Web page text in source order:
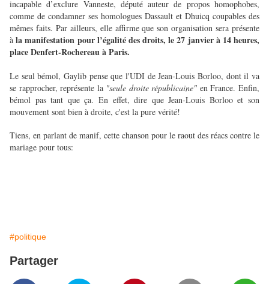
incapable d’exclure Vanneste, député auteur de propos homophobes,
comme de condamner ses homologues Dassault et Dhuicq coupables des
mêmes faits. Par ailleurs, elle affirme que son organisation sera présente
àla manifestation pour l’égalité des droits, le 27 janvier à 14 heures,
place Denfert-Rochereau à Paris.
Le seul bémol, Gaylib pense que l'UDI de Jean-Louis Borloo, dont il va
se rapprocher, représente la "seule droite républicaine" en France. Enfin,
bémol pas tant que ça. En effet, dire que Jean-Louis Borloo et son
mouvement sont bien à droite, c'est la pure vérité!
Tiens, en parlant de manif, cette chanson pour le raout des réacs contre le
mariage pour tous:
#politique
Partager